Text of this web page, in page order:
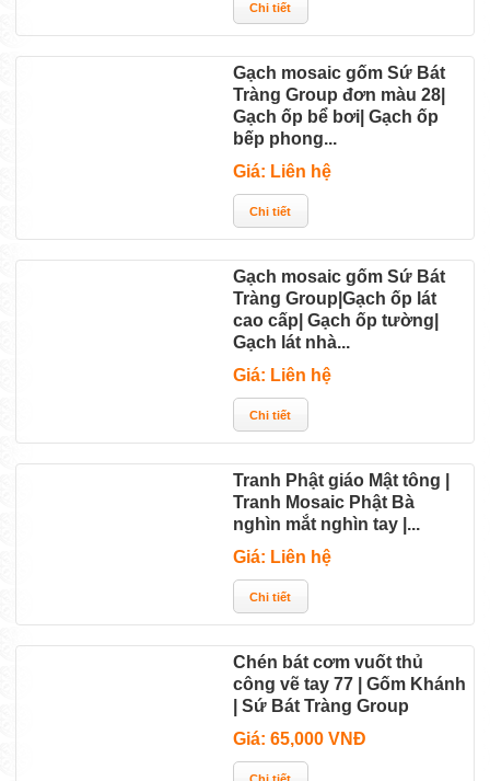
Gạch mosaic gốm Sứ Bát
Tràng Group đơn màu 28|
Gạch ốp bể bơi| Gạch ốp
bếp phong...
Giá: Liên hệ
Gạch mosaic gốm Sứ Bát
Tràng Group|Gạch ốp lát
cao cấp| Gạch ốp tường|
Gạch lát nhà...
Giá: Liên hệ
Tranh Phật giáo Mật tông |
Tranh Mosaic Phật Bà
nghìn mắt nghìn tay |...
Giá: Liên hệ
Chén bát cơm vuốt thủ
công vẽ tay 77 | Gốm Khánh
| Sứ Bát Tràng Group
Giá: 65,000 VNĐ